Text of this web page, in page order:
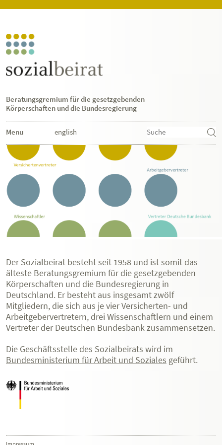
Beratungsgremium für die gesetzgebenden
Körperschaften und die Bundesregierung
Menu
Aufgaben
Mitglieder
Dokumente
Links
Kontakt
english
Der Sozialbeirat besteht seit 1958 und ist somit das
älteste Beratungsgremium für die gesetzgebenden
Körperschaften und die Bundesregierung in
Deutschland. Er besteht aus insgesamt zwölf
Mitgliedern, die sich aus je vier Versicherten- und
Arbeitgebervertretern, drei Wissenschaftlern und einem
Vertreter der Deutschen Bundesbank zusammensetzen.
Die Geschäftsstelle des Sozialbeirats wird im
Bundesministerium für Arbeit und Soziales geführt.